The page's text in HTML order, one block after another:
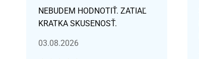
NEBUDEM HODNOTIŤ. ZATIAĽ
KRATKA SKUSENOSŤ.
03.08.2026